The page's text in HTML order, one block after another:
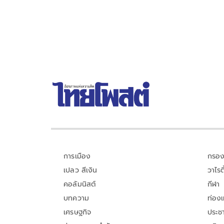
การเมือง
เปลว สีเงิน
คอลัมนิสต์
บทความ
เศรษฐกิจ
กรอ
วาไร
กีฬา
ท่อง
ประ